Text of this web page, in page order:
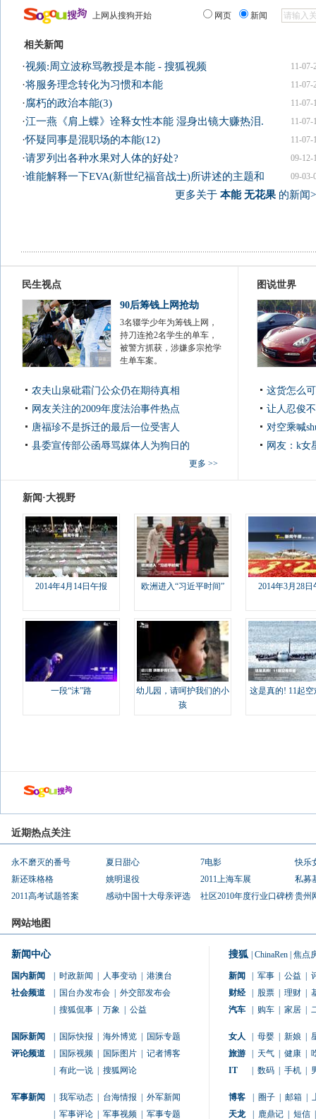
上网从搜狗开始 网页 新闻
相关新闻
11-07-
·视频:周立波称骂教授是本能 - 搜狐视频
11-07-
·将服务理念转化为习惯和本能
11-07-
·腐朽的政治本能(3)
11-07-
·江一燕《肩上蝶》诠释女性本能 湿身出镜大赚热泪.
11-07-
·怀疑同事是混职场的本能(12)
09-12-
·请罗列出各种水果对人体的好处?
09-03-
·谁能解释一下EVA(新世纪福音战士)所讲述的主题和
更多关于 本能 无花果的新闻
民生视点
90后筹钱上网抢劫
3名辍学少年为筹钱上网，
持刀连抢2名学生的单车，
被警方抓获，涉嫌多宗抢学
生单车案。
农夫山泉砒霜门公众仍在期待真相
网友关注的2009年度法治事件热点
唐福珍不是拆迁的最后一位受害人
县委宣传部公函辱骂媒体人为狗日的
更多 >>
图说世界
这货怎么
让人忍俊
对空乘喊
网友：k女
新闻·大视野
2014年4月14日午报 欧洲进入“习近平时间” 2014年3月28日
一段“沫”路
幼儿园，请呵护我们的小
孩
这是真的! 11起空
近期热点关注
永不磨灭的番号 夏日甜心 7电影
快乐
新还珠格格
姚明退役 2011上海车展
私募
2011高考试题答案
感动中国十大母亲评选 社区2010年度行业口碑榜贵州
网站地图
新闻中心
国内新闻 时政新闻 人事变动
港澳台
国台办发布会 外交部发布会
社会频道
搜狐侃事 万象 公益
国际新闻 国际快报 海外博览
国际专题
国际视频 国际图片 记者博客
评论频道
有此一说 搜狐网论
军事新闻 我军动态 台海情报
外军新闻
军事评论 军事视频
军事专题
搜狐 ChinaRen 焦点
新闻 军事 公益
财经
股票 理财
汽车
购车 家居
女人 母婴 新娘
旅游
天气 健康
IT
数码 手机
博客 圈子 邮箱
天龙
鹿鼎记 短信